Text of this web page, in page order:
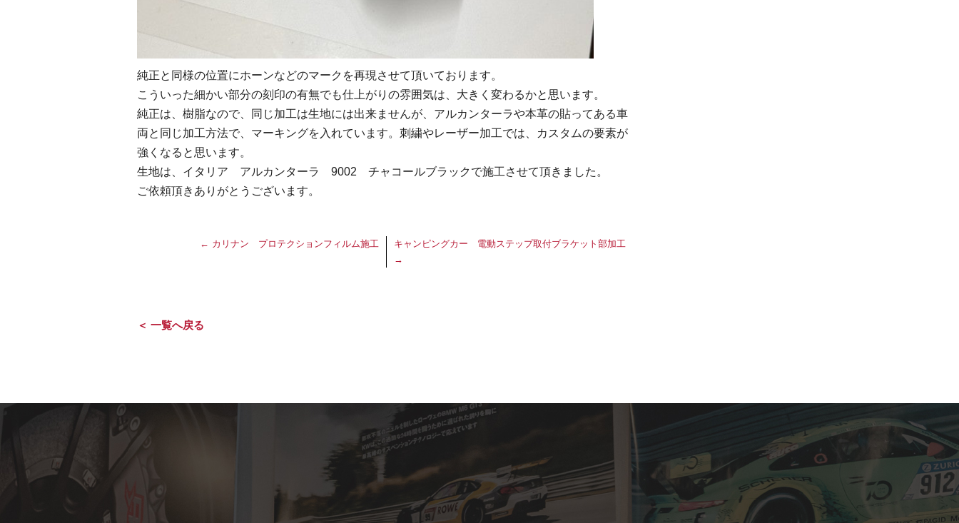
純正と同様の位置にホーンなどのマークを再現させて頂いております。
こういった細かい部分の刻印の有無でも仕上がりの雰囲気は、大きく変わるかと思います。
純正は、樹脂なので、同じ加工は生地には出来ませんが、アルカンターラや本革の貼ってある車
両と同じ加工方法で、マーキングを入れています。刺繍やレーザー加工では、カスタムの要素が
強くなると思います。
生地は、イタリア アルカンターラ 9002 チャコールブラックで施工させて頂きました。
ご依頼頂きありがとうございます。
← カリナン プロテクションフィルム施工
キャンピングカー 電動ステップ取付ブラケット部加工
→
＜ 一覧へ戻る